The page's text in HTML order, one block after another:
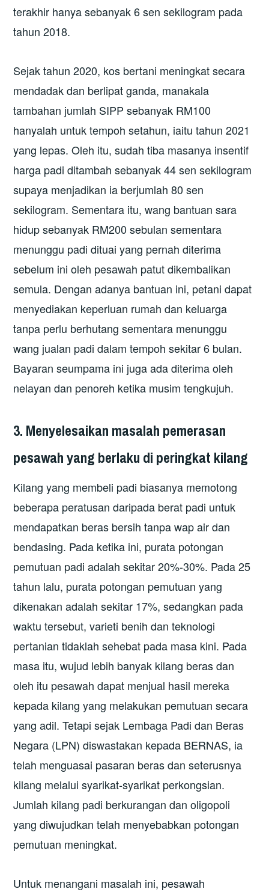
terakhir hanya sebanyak 6 sen sekilogram pada
tahun 2018.
Sejak tahun 2020, kos bertani meningkat secara
mendadak dan berlipat ganda, manakala
tambahan jumlah SIPP sebanyak RM100
hanyalah untuk tempoh setahun, iaitu tahun 2021
yang lepas. Oleh itu, sudah tiba masanya insentif
harga padi ditambah sebanyak 44 sen sekilogram
supaya menjadikan ia berjumlah 80 sen
sekilogram. Sementara itu, wang bantuan sara
hidup sebanyak RM200 sebulan sementara
menunggu padi dituai yang pernah diterima
sebelum ini oleh pesawah patut dikembalikan
semula. Dengan adanya bantuan ini, petani dapat
menyediakan keperluan rumah dan keluarga
tanpa perlu berhutang sementara menunggu
wang jualan padi dalam tempoh sekitar 6 bulan.
Bayaran seumpama ini juga ada diterima oleh
nelayan dan penoreh ketika musim tengkujuh.
3. Menyelesaikan masalah pemerasan
pesawah yang berlaku di peringkat kilang
Kilang yang membeli padi biasanya memotong
beberapa peratusan daripada berat padi untuk
mendapatkan beras bersih tanpa wap air dan
bendasing. Pada ketika ini, purata potongan
pemutuan padi adalah sekitar 20%-30%. Pada 25
tahun lalu, purata potongan pemutuan yang
dikenakan adalah sekitar 17%, sedangkan pada
waktu tersebut, varieti benih dan teknologi
pertanian tidaklah sehebat pada masa kini. Pada
masa itu, wujud lebih banyak kilang beras dan
oleh itu pesawah dapat menjual hasil mereka
kepada kilang yang melakukan pemutuan secara
yang adil. Tetapi sejak Lembaga Padi dan Beras
Negara (LPN) diswastakan kepada BERNAS, ia
telah menguasai pasaran beras dan seterusnya
kilang melalui syarikat-syarikat perkongsian.
Jumlah kilang padi berkurangan dan oligopoli
yang diwujudkan telah menyebabkan potongan
pemutuan meningkat.
Untuk menangani masalah ini, pesawah